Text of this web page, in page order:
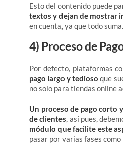
Esto del contenido puede
textos y dejan de mostrar
en cuenta, ya que todo suma.
4) Proceso de
Por defecto, plataformas
pago largo y tedioso que
no solo para tiendas online
Un proceso de pago corto
de clientes , así pues,
módulo que facilite este
pasar por varias fases como